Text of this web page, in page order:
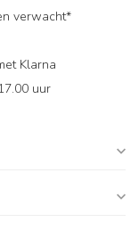
verwacht*
Klarna
uur